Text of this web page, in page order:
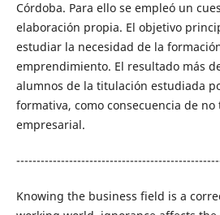
Córdoba. Para ello se empleó un
elaboración propia. El objetivo
estudiar la necesidad de la
emprendimiento. El resultado más
alumnos de la titulación estudiada
formativa, como consecuencia de
empresarial.
Knowing the business field is a